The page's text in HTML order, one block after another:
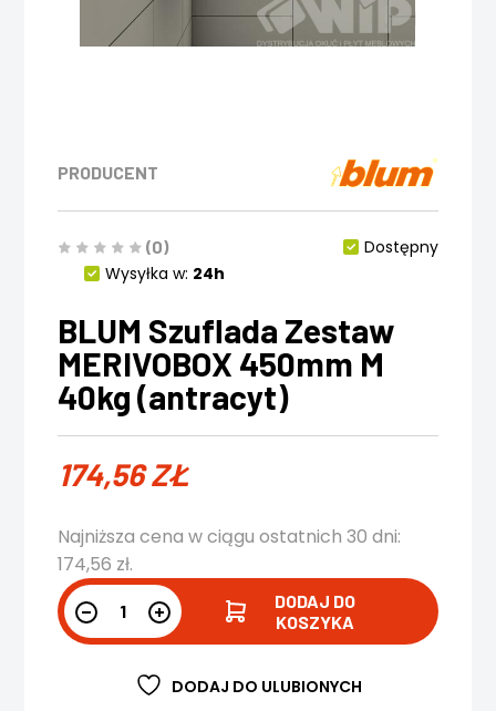
PRODUCENT
(0)
Dostępny
Wysyłka w: 24h
BLUM Szuflada Zestaw
MERIVOBOX 450mm M
40kg (antracyt)
174,56ZŁ
Najniższa cena w ciągu ostatnich 30 dni:
174,56 zł.
DODAJ DO
KOSZYKA
DODAJ DO ULUBIONYCH